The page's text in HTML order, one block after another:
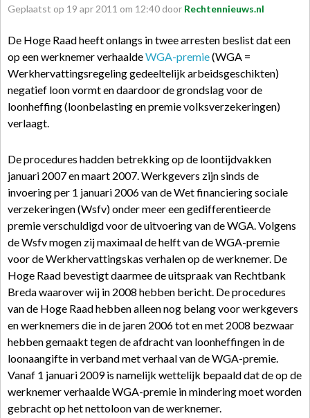
Geplaatst op 19 apr 2011 om 12:40 door Rechtennieuws.nl
De Hoge Raad heeft onlangs in twee arresten beslist dat een
op een werknemer verhaaldeWGA-premie(WGA =
Werkhervattingsregeling gedeeltelijk arbeidsgeschikten)
negatief loon vormt en daardoor de grondslag voor de
loonheffing (loonbelasting en premie volksverzekeringen)
verlaagt.
De procedures hadden betrekking op de loontijdvakken
januari 2007 en maart 2007. Werkgevers zijn sinds de
invoering per 1 januari 2006 van de Wet financiering sociale
verzekeringen (Wsfv) onder meer een gedifferentieerde
premie verschuldigd voor de uitvoering van de WGA. Volgens
de Wsfv mogen zij maximaal de helft van de WGA-premie
voor de Werkhervattingskas verhalen op de werknemer. De
Hoge Raad bevestigt daarmee de uitspraak van Rechtbank
Breda waarover wij in 2008 hebben bericht. De procedures
van de Hoge Raad hebben alleen nog belang voor werkgevers
en werknemers die in de jaren 2006 tot en met 2008 bezwaar
hebben gemaakt tegen de afdracht van loonheffingen in de
loonaangifte in verband met verhaal van de WGA-premie.
Vanaf 1 januari 2009 is namelijk wettelijk bepaald dat de op de
werknemer verhaalde WGA-premie in mindering moet worden
gebracht op het nettoloon van de werknemer.